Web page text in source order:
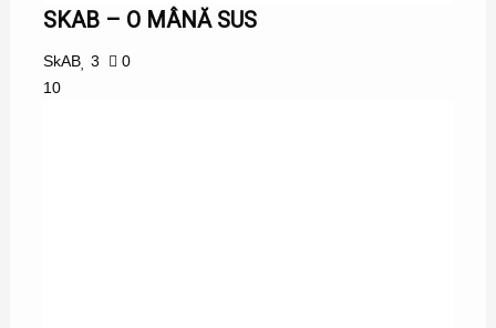
SKAB – O MÂNĂ SUS
SkAB 3
0
10